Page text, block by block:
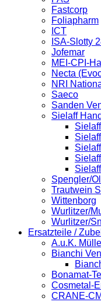
Fastcorp
Foliapharm
ICT
ISA-Slotty
Jofemar
MEI-CPI-
Necta
NRI
Saeco
Sanden
Sielaff
Spengler/
Trautwein
Wittenborg
Wurlitzer/
Wurlitzer/
Ersatzteile /
A.u.K.
Bianchi
Bonamat-
Cosmetal-
CRANE-